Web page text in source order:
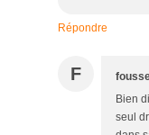
Répondre
F
Bien
seul